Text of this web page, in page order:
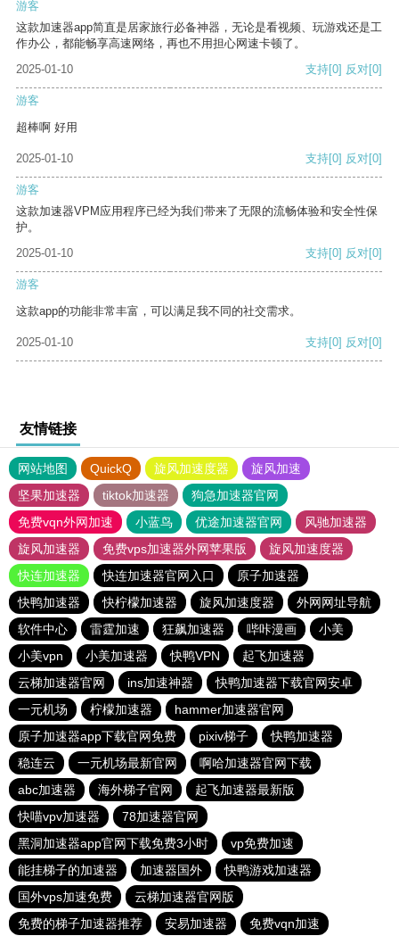
游客
这款加速器app简直是居家旅行必备神器，无论是看视频、玩游戏还是工
作办公，都能畅享高速网络，再也不用担心网速卡顿了。
2025-01-10
支持[0] 反对[0]
游客
超棒啊 好用
2025-01-10 支持[0] 反对[0]
游客
这款加速器VPM应用程序已经为我们带来了无限的流畅体验和安全性保
护。
2025-01-10
支持[0] 反对[0]
游客
这款app的功能非常丰富，可以满足我不同的社交需求。
2025-01-10 支持[0] 反对[0]
友情链接
网站地图 QuickQ 旋风加速度器
旋风加速
坚果加速器
tiktok加速器
狗急加速器官网
免费vqn外网加速
小蓝鸟 优途加速器官网
风驰加速器
旋风加速器
免费vps加速器外网苹果版
旋风加速度器
快连加速器
快连加速器官网入口
原子加速器
快鸭加速器
快柠檬加速器 旋风加速度器
外网网址导航
软件中心
雷霆加速 狂飙加速器 哔咔漫画
小美
小美vpn
小美加速器 快鸭VPN
起飞加速器
云梯加速器官网
ins加速神器
快鸭加速器下载官网安卓
一元机场
柠檬加速器
hammer加速器官网
原子加速器app下载官网免费
pixiv梯子
快鸭加速器
稳连云
一元机场最新官网
啊哈加速器官网下载
abc加速器
海外梯子官网
起飞加速器最新版
快喵vpv加速器
78加速器官网
黑洞加速器app官网下载免费3小时
vp免费加速
能挂梯子的加速器
加速器国外
快鸭游戏加速器
国外vps加速免费
云梯加速器官网版
免费的梯子加速器推荐
安易加速器 免费vqn加速